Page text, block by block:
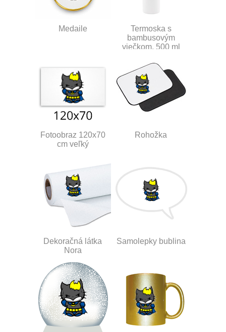
Medaile
Termoska s
bambusovým
viečkom, 500 ml
Fotoobraz 120x70
cm veľký
Rohožka
Dekoračná látka
Nora
Samolepky bublina